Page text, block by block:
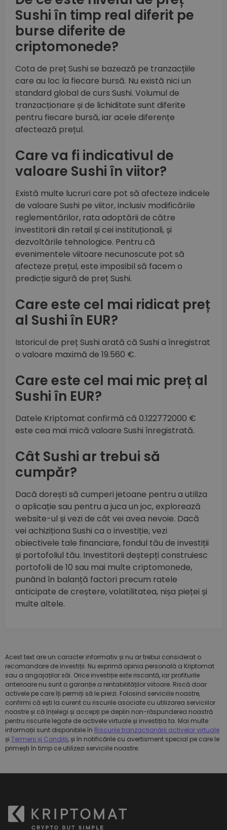
Sushi în timp real diferit pe
burse diferite de
criptomonede?
Cota de preț Sushi se bazează pe tranzacțiile
care au loc la fiecare bursă. Nu există nici un
standard global de curs Sushi. Volumul de
tranzacționare și de lichiditate sunt diferite
pentru fiecare bursă, iar acele diferențe
afectează prețul.
Care va fi indicativul de
valoare Sushi în viitor?
Există multe lucruri care pot să afecteze indicele
de valoare Sushi pe viitor, inclusiv modificările
reglementărilor, rata adoptării de către
investitorii din retail și cei instituționali, și
dezvoltările tehnologice. Pentru că
evenimentele viitoare necunoscute pot să
afecteze prețul, este imposibil să facem o
predicție sigură de preț Sushi.
Care este cel mai ridicat preț
al Sushi în EUR?
Istoricul de preț Sushi arată că Sushi a înregistrat
o valoare maximă de 19.560 €.
Care este cel mai mic preț al
Sushi în EUR?
Datele Kriptomat confirmă că 0.122772000 €
este cea mai mică valoare Sushi înregistrată.
Cât Sushi ar trebui să
cumpăr?
Dacă dorești să cumperi jetoane pentru a utiliza
o aplicație sau pentru a juca un joc, explorează
website-ul și vezi de cât vei avea nevoie. Dacă
vei achiziționa Sushi ca o investiție, vezi
obiectivele tale financiare, fondul tău de investiții
și portofoliul tău. Investitorii deștepți construiesc
portofolii de 10 sau mai multe criptomonede,
punând în balanță factori precum ratele
anticipate de creștere, volatilitatea, nișa pieței și
multe altele.
Acest text are un caracter informativ și nu ar trebui considerat o
recomandare de investiții. Nu exprimă opinia personală a Kriptomat
sau a angajaților săi. Orice investiție este riscantă, iar profiturile
anterioare nu sunt o garanție a rentabilităților viitoare. Riscă doar
activele pe care îți permiți să le pierzi. Folosind serviciile noastre,
confirmi că ești la curent cu riscurile asociate cu utilizarea serviciilor
noastre și că înțelegi și accepți pe deplin non-răspunderea noastră
pentru riscurile legate de activele virtuale și investiția ta. Mai multe
informații sunt disponibile în Riscurile tranzacționării activelor virtuale
și Termeni și Condiții, și în notificările cu avertisment special pe care le
primești în timp ce utilizezi serviciile noastre.